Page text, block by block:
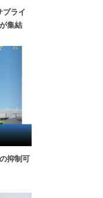
プライ
集結
抑制可